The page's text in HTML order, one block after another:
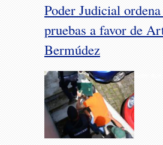
Poder Judicial
pruebas a favor de
Bermúdez